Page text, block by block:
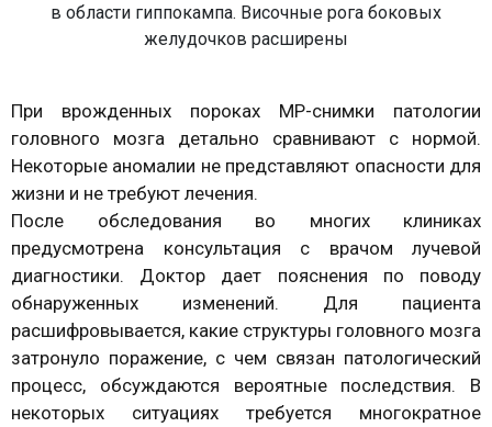
в области гиппокампа. Височные рога боковых
желудочков расширены
При врожденных пороках МР-снимки патологии
головного мозга детально сравнивают с нормой.
Некоторые аномалии не представляют опасности для
жизни и не требуют лечения.
После обследования во многих клиниках
предусмотрена консультация с врачом лучевой
диагностики. Доктор дает пояснения по поводу
обнаруженных изменений. Для пациента
расшифровывается, какие структуры головного мозга
затронуло поражение, с чем связан патологический
процесс, обсуждаются вероятные последствия. В
некоторых ситуациях требуется многократное